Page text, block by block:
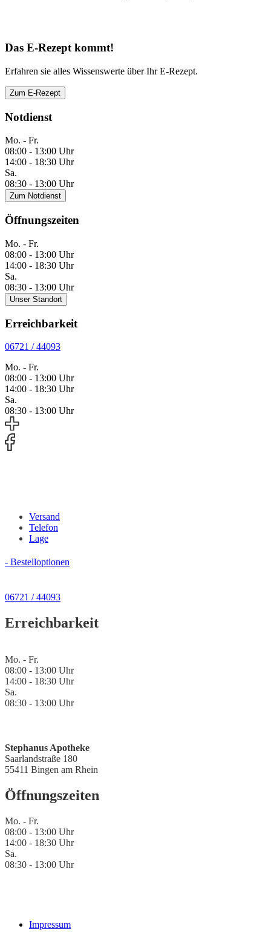
Das E-Rezept kommt!
Erfahren sie alles Wissenswerte über Ihr E-Rezept.
Zum E-Rezept
Notdienst
Mo. - Fr.
08:00 - 13:00 Uhr
14:00 - 18:30 Uhr
Sa.
08:30 - 13:00 Uhr
Zum Notdienst
Öffnungszeiten
Mo. - Fr.
08:00 - 13:00 Uhr
14:00 - 18:30 Uhr
Sa.
08:30 - 13:00 Uhr
Unser Standort
Erreichbarkeit
06721 / 44093
Mo. - Fr.
08:00 - 13:00 Uhr
14:00 - 18:30 Uhr
Sa.
08:30 - 13:00 Uhr
Versand
Telefon
Lage
- Bestelloptionen
06721 / 44093
Erreichbarkeit
Mo. - Fr.
08:00 - 13:00 Uhr
14:00 - 18:30 Uhr
Sa.
08:30 - 13:00 Uhr
Stephanus Apotheke
Saarlandstraße 180
55411 Bingen am Rhein
Öffnungszeiten
Mo. - Fr.
08:00 - 13:00 Uhr
14:00 - 18:30 Uhr
Sa.
08:30 - 13:00 Uhr
Impressum